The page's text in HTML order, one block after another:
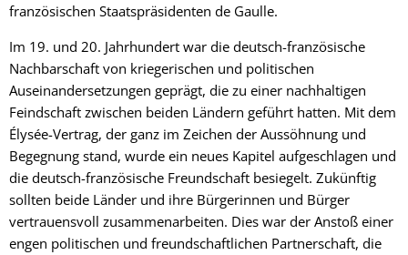
französischen Staatspräsidenten de Gaulle.
Im 19. und 20. Jahrhundert war die deutsch-französische
Nachbarschaft von kriegerischen und politischen
Auseinandersetzungen geprägt, die zu einer nachhaltigen
Feindschaft zwischen beiden Ländern geführt hatten. Mit dem
Élysée-Vertrag, der ganz im Zeichen der Aussöhnung und
Begegnung stand, wurde ein neues Kapitel aufgeschlagen und
die deutsch-französische Freundschaft besiegelt. Zukünftig
sollten beide Länder und ihre Bürgerinnen und Bürger
vertrauensvoll zusammenarbeiten. Dies war der Anstoß einer
engen politischen und freundschaftlichen Partnerschaft, die